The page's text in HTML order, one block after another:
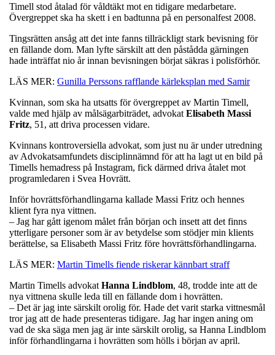
Timell stod åtalad för våldtäkt mot en tidigare medarbetare.
Övergreppet ska ha skett i en badtunna på en personalfest 2008.
Tingsrätten ansåg att det inte fanns tillräckligt stark bevisning för
en fällande dom. Man lyfte särskilt att den påstådda gärningen
hade inträffat nio år innan bevisningen börjat säkras i polisförhör.
LÄS MER: Gunilla Perssons rafflande kärleksplan med Samir
Kvinnan, som ska ha utsatts för övergreppet av Martin Timell,
valde med hjälp av målsägarbiträdet, advokat Elisabeth Massi
Fritz, 51, att driva processen vidare.
Kvinnans kontroversiella advokat, som just nu är under utredning
av Advokatsamfundets disciplinnämnd för att ha lagt ut en bild på
Timells hemadress på Instagram, fick därmed driva åtalet mot
programledaren i Svea Hovrätt.
Inför hovrättsförhandlingarna kallade Massi Fritz och hennes
klient fyra nya vittnen.
– Jag har gått igenom målet från början och insett att det finns
ytterligare personer som är av betydelse som stödjer min klients
berättelse, sa Elisabeth Massi Fritz före hovrättsförhandlingarna.
LÄS MER: Martin Timells fiende riskerar kännbart straff
Martin Timells advokat Hanna Lindblom, 48, trodde inte att de
nya vittnena skulle leda till en fällande dom i hovrätten.
– Det är jag inte särskilt orolig för. Hade det varit starka vittnesmål
tror jag att de hade presenteras tidigare. Jag har ingen aning om
vad de ska säga men jag är inte särskilt orolig, sa Hanna Lindblom
inför förhandlingarna i hovrätten som hölls i början av april.